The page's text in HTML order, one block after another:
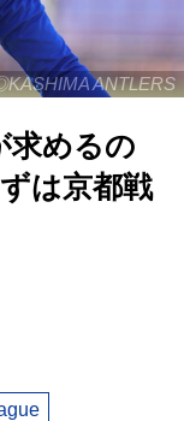
ANTLERS
求めるの
は京都戦